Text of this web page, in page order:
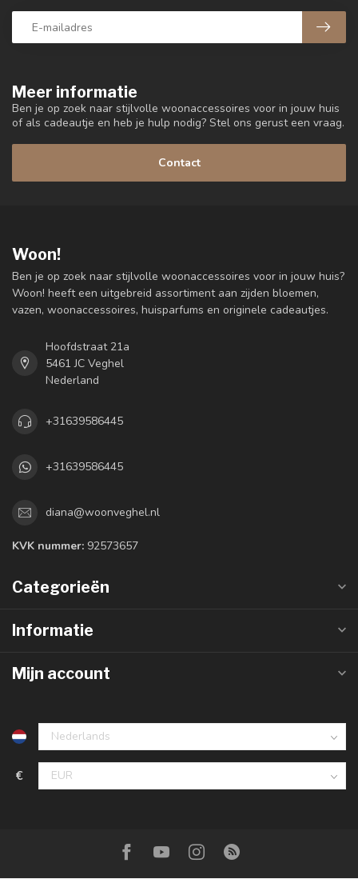
Meer informatie
Ben je op zoek naar stijlvolle woonaccessoires voor in jouw huis
of als cadeautje en heb je hulp nodig? Stel ons gerust een vraag.
Contact
Woon!
Ben je op zoek naar stijlvolle woonaccessoires voor in jouw huis?
Woon! heeft een uitgebreid assortiment aan zijden bloemen,
vazen, woonaccessoires, huisparfums en originele cadeautjes.
Hoofdstraat 21a
5461 JC Veghel
Nederland
+31639586445
+31639586445
diana@woonveghel.nl
KVK nummer: 92573657
Categorieën
Informatie
Mijn account
€